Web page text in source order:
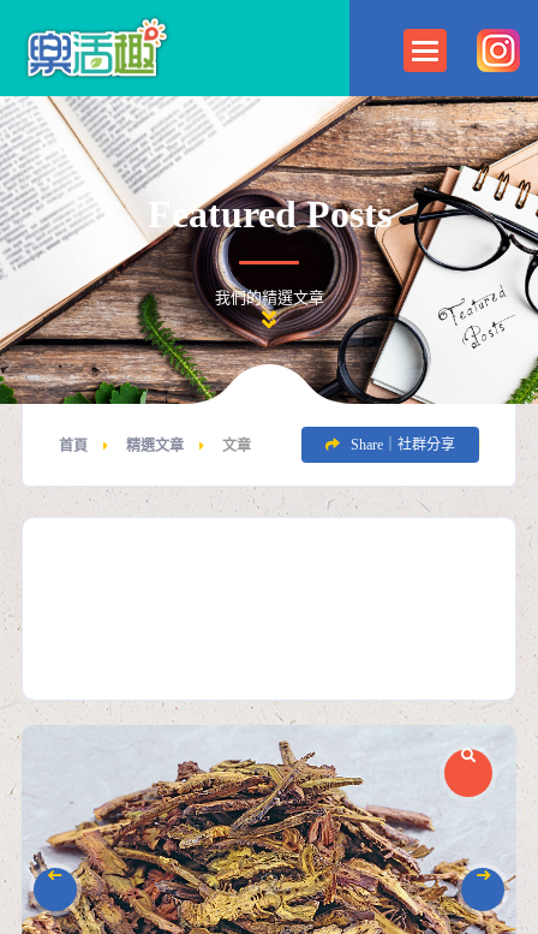
Message: Use of undefined constant now_tag_no - assumed 'now_tag_no'
Backtrace:
/home/httpd/vhosts/lohasfun.com.tw/httpdocs/application/modules/main/
Line: 194
Function: _error_handler
File: /home/httpd/vhosts/lohasfun.com.tw/httpdocs/index.php
Line: 315
Function: require_once
Featured Posts
我們的精選文章
首頁 精選文章 文章 Share｜社群分享